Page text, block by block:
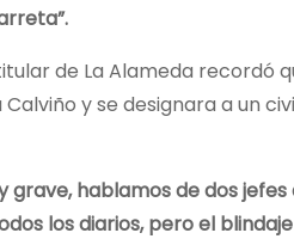
de La Alameda recordó
y se designara a un
grave, hablamos de dos
los diarios, pero el